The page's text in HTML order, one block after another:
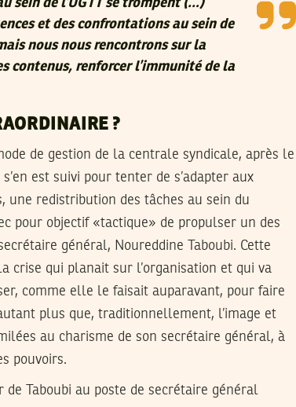
sein de l’UGTT se trompent (…)
et des confrontations au sein de
nous nous rencontrons sur la
contenus, renforcer l’immunité de la
?
de gestion de la centrale syndicale, après le
est suivi pour tenter de s’adapter aux
une redistribution des tâches au sein du
pour objectif «tactique» de propulser un des
général, Noureddine Taboubi. Cette
crise qui planait sur l’organisation et qui va
comme elle le faisait auparavant, pour faire
plus que, traditionnellement, l’image et
au charisme de son secrétaire général, à
pouvoirs.
de Taboubi au poste de secrétaire général